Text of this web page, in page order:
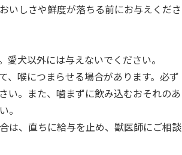
いしさや鮮度が落ちる前にお与えくださ
愛犬以外には与えないでください。
、喉につまらせる場合があります。必ず
い。また、噛まずに飲み込むおそれのあ
。
は、直ちに給与を止め、獣医師にご相談